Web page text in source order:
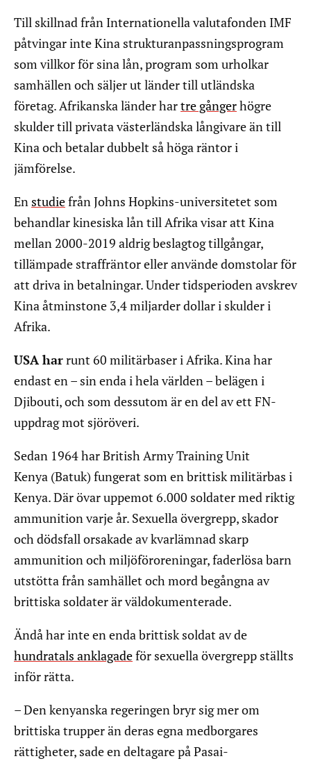
Till skillnad från Internationella valutafonden IMF
påtvingar inte Kina strukturanpassningsprogram
som villkor för sina lån, program som urholkar
samhällen och säljer ut länder till utländska
företag. Afrikanska länder hartre gångerhögre
skulder till privata västerländska långivare än till
Kina och betalar dubbelt så höga räntor i
jämförelse.
En studiefrån Johns Hopkins-universitetet som
behandlar kinesiska lån till Afrika visar att Kina
mellan 2000-2019 aldrig beslagtog tillgångar,
tillämpade straffräntor eller använde domstolar för
att driva in betalningar. Under tidsperioden avskrev
Kina åtminstone 3,4 miljarder dollar i skulder i
Afrika.
USA harrunt 60 militärbaser i Afrika. Kina har
endast en – sin enda i hela världen – belägen i
Djibouti, och som dessutom är en del av ett FN-
uppdrag mot sjöröveri.
Sedan 1964 har British Army Training Unit
Kenya (Batuk) fungerat som en brittisk militärbas i
Kenya. Där övar uppemot 6.000 soldater med riktig
ammunition varje år. Sexuella övergrepp, skador
och dödsfall orsakade av kvarlämnad skarp
ammunition och miljöföroreningar, faderlösa barn
utstötta från samhället och mord begångna av
brittiska soldater är väldokumenterade.
Ändå har inte en enda brittisk soldat av de
hundratals anklagadeför sexuella övergrepp ställts
inför rätta.
– Den kenyanska regeringen bryr sig mer om
brittiska trupper än deras egna medborgares
rättigheter, sade en deltagare på Pasai-